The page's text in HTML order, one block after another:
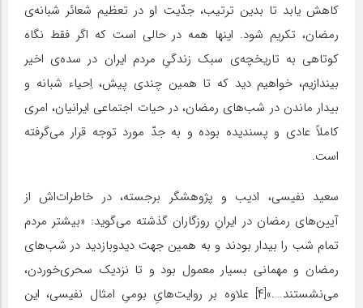
کاهش یابد تا بدین ترتیب، جدّیت او در تعظیم شعائر شبانه‌ی
رمضان، تکریم شود. اینها همه در حالی است که اگر فقط نگاه
کوتاهی به تاریخچه‌ی سبک زندگیِ مردم ایران در سده‌ی اخیر
بیندازیم، خواهیم دید که تا همین چندی پیش، اِحیاء شبانه و
بیدار ماندن در شب‌های رمضان، در حیات اجتماعی ایرانیان، امری
کاملاً عادی و پسندیده بوده و به جدّ مورد توجه قرار می‌گرفته
است.
سعید نفیسی، ادیب و پژوهشگر برجسته، در خاطرات‌اش از
آیین‌های رمضان در ایرانِ روزگاران گذشته می‌گوید: «بیشتر مردم
تمام شب را بیدار بودند و به همین جهت دیدوبازدید در شب‌های
رمضان و مهمانی بسیار معمول بود و تا نزدیک سحری‌خوردن،
می‌نشستند….»[۴] علاوه بر روایت‌هایِ بومیِ امثال نفیسی، این